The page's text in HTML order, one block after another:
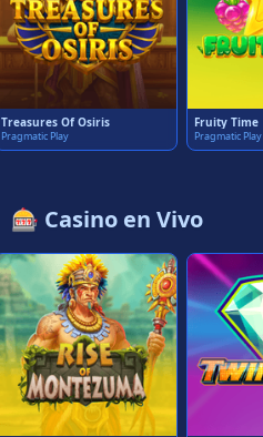
Treasures Of Osiris
Pragmatic Play
Fruity Time
Pragmatic Play
🎰 Casino en Vivo